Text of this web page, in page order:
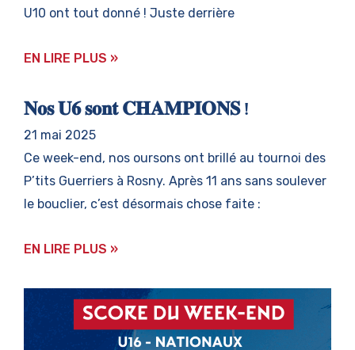
U10 ont tout donné ! Juste derrière
EN LIRE PLUS »
𝐍𝐨𝐬 𝐔𝟔 𝐬𝐨𝐧𝐭 𝐂𝐇𝐀𝐌𝐏𝐈𝐎𝐍𝐒 !
21 mai 2025
Ce week-end, nos oursons ont brillé au tournoi des
P’tits Guerriers à Rosny. Après 11 ans sans soulever
le bouclier, c’est désormais chose faite :
EN LIRE PLUS »